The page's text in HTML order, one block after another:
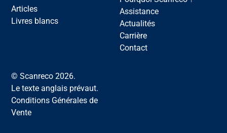
Articles
Livres blancs
Assistance
Actualités
Carrière
Contact
© Scanreco 2026.
Le texte anglais prévaut.
Conditions Générales de
Vente